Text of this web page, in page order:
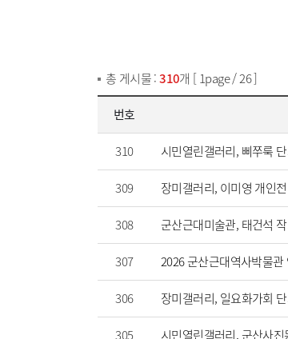
총 게시물 :310개 [ 1page / 26 ]
번호
310 시민열린갤러리, 삐쭈룩
309 장미갤러리, 이미영 개인
308 군산근대미술관, 태건석
307 2026 군산근대역사박물
306 장미갤러리, 일요화가회
305 시민열린갤러리, 군산사